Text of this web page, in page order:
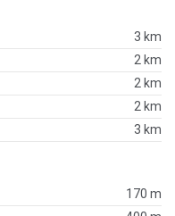
3 km
2 km
2 km
2 km
3 km
170 m